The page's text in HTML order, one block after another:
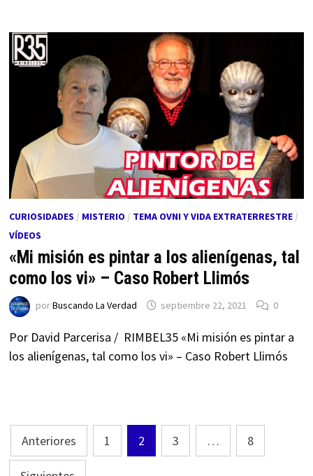
CURIOSIDADES / MISTERIO / TEMA OVNI Y VIDA EXTRATERRESTRE/
VÍDEOS
«Mi misión es pintar a los alienígenas, tal
como los vi» – Caso Robert Llimós
porBuscando La Verdad septiembre 22, 2021 0
Por David Parcerisa / RIMBEL35 «Mi misión es pintar a
los alienígenas, tal como los vi» – Caso Robert Llimós
Paginación
de
Anteriores 1 2 3 … 8